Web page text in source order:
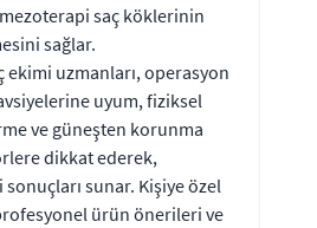
saç köklerinin
sağlar.
ekimi uzmanları, operasyon
uyum, fiziksel
ve güneşten korunma
dikkat ederek,
sonuçları sunar. Kişiye özel
ürün önerileri ve